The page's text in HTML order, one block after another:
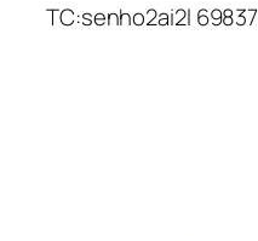
TC:senho2ai2l